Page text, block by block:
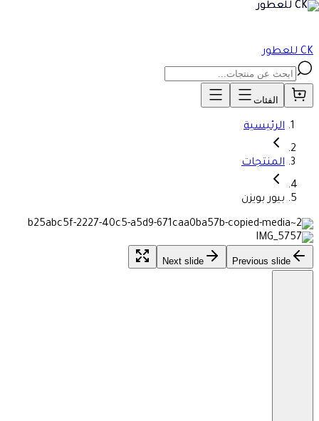
CK للعطور
الفئات
الرئيسية
المنتجات
بيور بويزن
Previous slide
Next slide